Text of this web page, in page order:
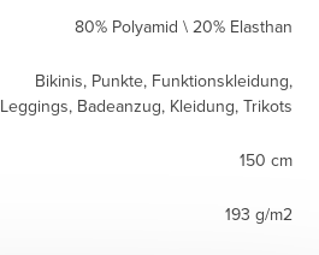
80% Polyamid \ 20% Elasthan
Bikinis, Punkte, Funktionskleidung,
Leggings, Badeanzug, Kleidung, Trikots
150 cm
193 g/m2